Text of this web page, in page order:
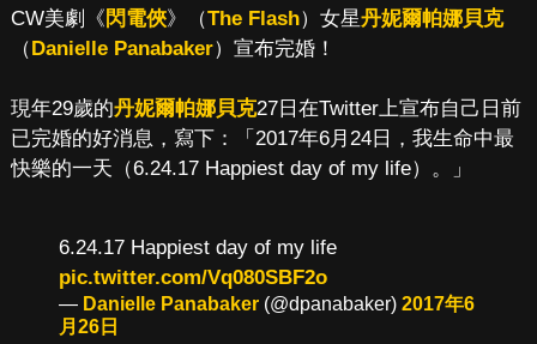
CW美劇《閃電俠》（The Flash）女星丹妮爾帕娜貝克
（Danielle Panabaker）宣布完婚！
現年29歲的丹妮爾帕娜貝克27日在Twitter上宣布自己日前
已完婚的好消息，寫下：「2017年6月24日，我生命中最
快樂的一天（6.24.17 Happiest day of my life）。」
6.24.17 Happiest day of my life
pic.twitter.com/Vq080SBF2o
— Danielle Panabaker(@dpanabaker) 2017年6
月26日